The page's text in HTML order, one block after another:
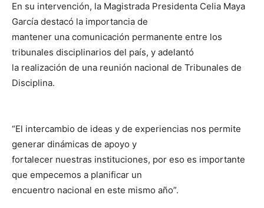
En su intervención, la Magistrada Presidenta Celia Maya
García destacó la importancia de
mantener una comunicación permanente entre los
tribunales disciplinarios del país, y adelantó
la realización de una reunión nacional de Tribunales de
Disciplina.
“El intercambio de ideas y de experiencias nos permite
generar dinámicas de apoyo y
fortalecer nuestras instituciones, por eso es importante
que empecemos a planificar un
encuentro nacional en este mismo año”.